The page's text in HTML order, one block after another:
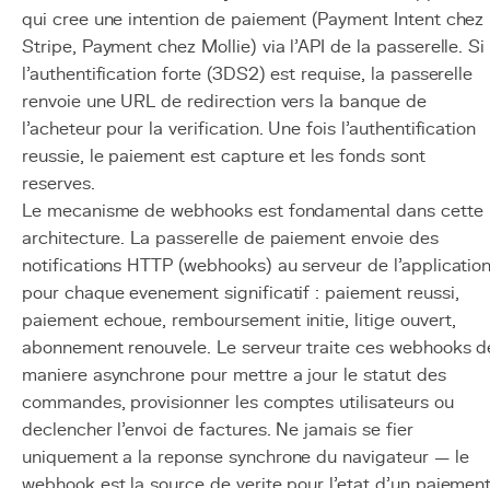
qui cree une intention de paiement (Payment Intent chez
Stripe, Payment chez Mollie) via l'API de la passerelle. Si
l'authentification forte (3DS2) est requise, la passerelle
renvoie une URL de redirection vers la banque de
l'acheteur pour la verification. Une fois l'authentification
reussie, le paiement est capture et les fonds sont
reserves.
Le mecanisme de webhooks est fondamental dans cette
architecture. La passerelle de paiement envoie des
notifications HTTP (webhooks) au serveur de
pour chaque evenement significatif : paiement reussi,
paiement echoue, remboursement initie, litige ouvert,
abonnement renouvele. Le serveur traite ces webhooks
maniere asynchrone pour mettre a jour le statut des
commandes, provisionner les comptes utilisateurs ou
declencher l'envoi de factures. Ne jamais se fier
uniquement a la reponse synchrone du navigateur — le